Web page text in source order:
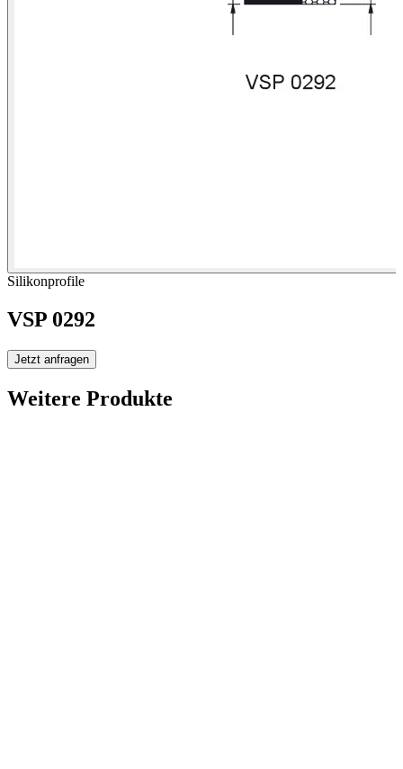
Silikonprofile
VSP 0292
Jetzt anfragen
Weitere Produkte